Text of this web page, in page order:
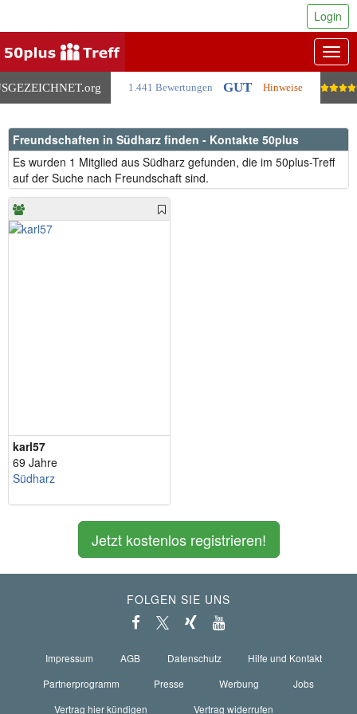
.org 1.441 Bewertungen GUT Hinweise
Login
Freundschaften in Südharz finden - Kontakte 50plus
Es wurden 1 Mitglied aus Südharz gefunden, die im 50plus-Treff
auf der Suche nach Freundschaft sind.
karl57
69 Jahre
Südharz
Jetzt kostenlos registrieren!
FOLGEN SIE UNS
Impressum AGB Datenschutz
Hilfe und Kontakt
Partnerprogramm
Presse Werbung
Jobs
Vertrag hier kündigen
Vertrag widerrufen